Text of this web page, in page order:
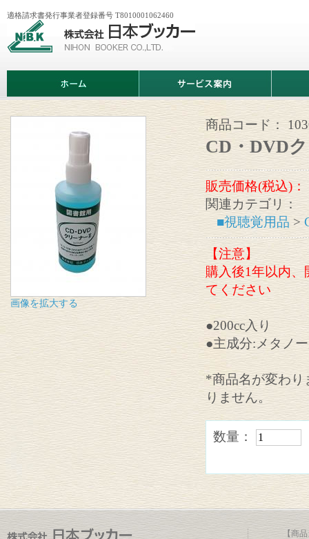
会
日
ッ
カ
適格請求書発行事業者登録番号 T8010001062460
ム
ビ
案
情
画像を拡大する
商品コード：
CD・DVD
販売価格(税込)：
関連カテゴリ：
■視聴覚用品 >
【注意】
購入後1年以内
てください
●200cc入り
●主成分:メタノ
*商品名が変わり
りません。
数量：
【商